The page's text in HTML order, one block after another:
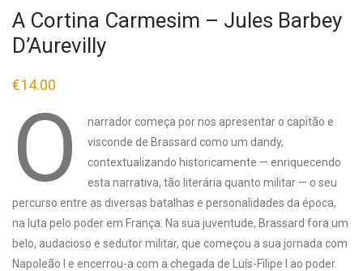
A Cortina Carmesim – Jules Barbey
D’Aurevilly
€14.00
O
narrador começa por nos apresentar o capitão e
visconde de Brassard como um dandy,
contextualizando historicamente — enriquecendo
esta narrativa, tão literária quanto militar — o seu
percurso entre as diversas batalhas e personalidades da época,
na luta pelo poder em França. Na sua juventude, Brassard fora um
belo, audacioso e sedutor militar, que começou a sua jornada com
Napoleão I e encerrou-a com a chegada de Luís-Filipe I ao poder.